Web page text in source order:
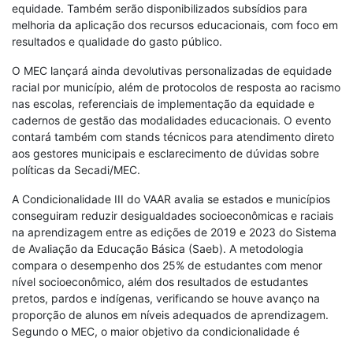
equidade. Também serão disponibilizados subsídios para
melhoria da aplicação dos recursos educacionais, com foco em
resultados e qualidade do gasto público.
O MEC lançará ainda devolutivas personalizadas de equidade
racial por município, além de protocolos de resposta ao racismo
nas escolas, referenciais de implementação da equidade e
cadernos de gestão das modalidades educacionais. O evento
contará também com stands técnicos para atendimento direto
aos gestores municipais e esclarecimento de dúvidas sobre
políticas da Secadi/MEC.
A Condicionalidade III do VAAR avalia se estados e municípios
conseguiram reduzir desigualdades socioeconômicas e raciais
na aprendizagem entre as edições de 2019 e 2023 do Sistema
de Avaliação da Educação Básica (Saeb). A metodologia
compara o desempenho dos 25% de estudantes com menor
nível socioeconômico, além dos resultados de estudantes
pretos, pardos e indígenas, verificando se houve avanço na
proporção de alunos em níveis adequados de aprendizagem.
Segundo o MEC, o maior objetivo da condicionalidade é